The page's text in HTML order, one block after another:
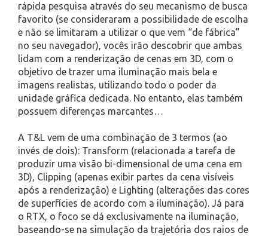
rápida pesquisa através do seu mecanismo de busca
favorito (se consideraram a possibilidade de escolha
e não se limitaram a utilizar o que vem “de fábrica”
no seu navegador), vocês irão descobrir que ambas
lidam com a renderização de cenas em 3D, com o
objetivo de trazer uma iluminação mais bela e
imagens realistas, utilizando todo o poder da
unidade gráfica dedicada. No entanto, elas também
possuem diferenças marcantes…
A T&L vem de uma combinação de 3 termos (ao
invés de dois): Transform (relacionada a tarefa de
produzir uma visão bi-dimensional de uma cena em
3D), Clipping (apenas exibir partes da cena visíveis
após a renderização) e Lighting (alterações das cores
de superfícies de acordo com a iluminação). Já para
o RTX, o foco se dá exclusivamente na iluminação,
baseando-se na simulação da trajetória dos raios de